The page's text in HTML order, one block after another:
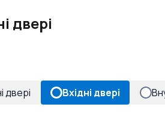
двері
двері Вхідні двері